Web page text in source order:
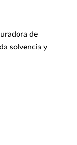
de
solvencia y